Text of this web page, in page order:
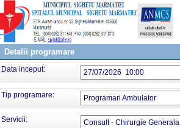
Detalii programare
Data inceput: 27/07/2026 10:00
Tip programare: Programari Ambulator
Servicii: Consult - Chirurgie Generala